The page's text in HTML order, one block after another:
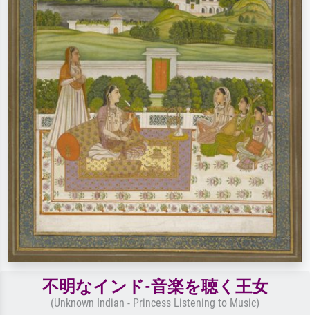
不明なインド-音楽を聴く王女
(Unknown Indian - Princess Listening to Music)